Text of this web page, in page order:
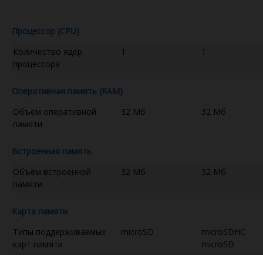
Процессор (CPU)
Количество ядер
процессора
1 1
Оперативная память (RAM)
Объём оперативной
памяти
32 Мб 32 Мб
Встроенная память
Объём встроенной
памяти
32 Мб 32 Мб
Карта памяти
Типы поддерживаемых
карт памяти
microSD
microSDHC
microSD